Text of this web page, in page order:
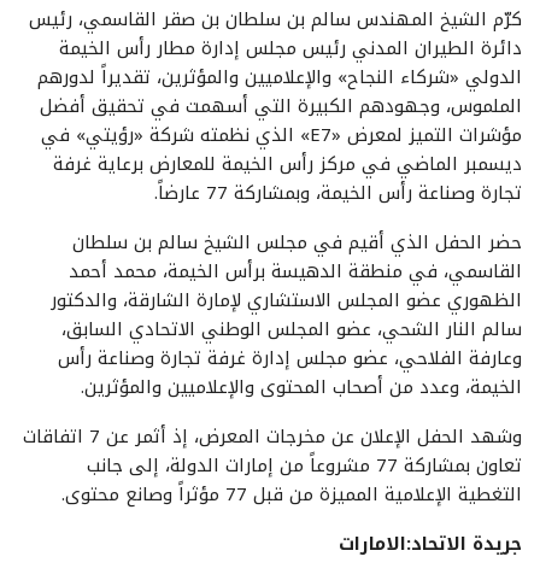
كرّم الشيخ المهندس سالم بن سلطان بن صقر القاسمي، رئيس
دائرة الطيران المدني رئيس مجلس إدارة مطار رأس الخيمة
الدولي «شركاء النجاح» والإعلاميين والمؤثرين، تقديراً لدورهم
الملموس، وجهودهم الكبيرة التي أسهمت في تحقيق أفضل
مؤشرات التميز لمعرض «E7» الذي نظمته شركة «رؤيتي» في
ديسمبر الماضي في مركز رأس الخيمة للمعارض برعاية غرفة
تجارة وصناعة رأس الخيمة، وبمشاركة 77 عارضاً.
حضر الحفل الذي أقيم في مجلس الشيخ سالم بن سلطان
القاسمي، في منطقة الدهيسة برأس الخيمة، محمد أحمد
الظهوري عضو المجلس الاستشاري لإمارة الشارقة، والدكتور
سالم النار الشحي، عضو المجلس الوطني الاتحادي السابق،
وعارفة الفلاحي، عضو مجلس إدارة غرفة تجارة وصناعة رأس
الخيمة، وعدد من أصحاب المحتوى والإعلاميين والمؤثرين.
وشهد الحفل الإعلان عن مخرجات المعرض، إذ أثمر عن 7 اتفاقات
تعاون بمشاركة 77 مشروعاً من إمارات الدولة، إلى جانب
التغطية الإعلامية المميزة من قبل 77 مؤثراً وصانع محتوى.
جريدة الاتحاد:الامارات